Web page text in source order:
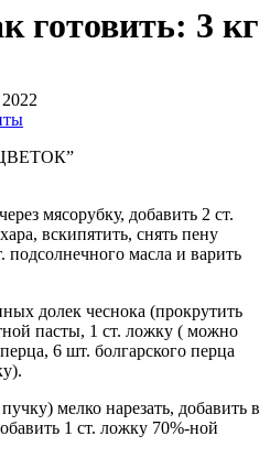
3 кг
мясорубку, добавить 2 ст.
вскипятить, снять пену
подсолнечного масла и варить
долек чеснока (прокрутить
пасты, 1 ст. ложку ( можно
6 шт. болгарского перца
мелко нарезать, добавить в
1 ст. ложку 70%-ной